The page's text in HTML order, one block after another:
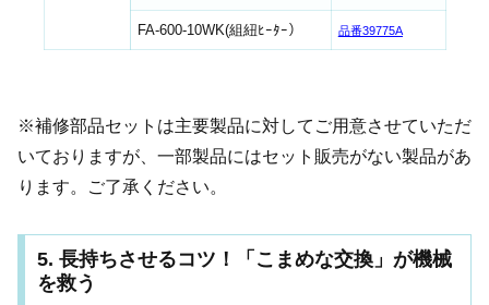
FA-600-10WK(組紐ﾋｰﾀｰ） 品番39775A
※補修部品セットは主要製品に対してご用意させていただ
いておりますが、一部製品にはセット販売がない製品があ
ります。ご了承ください。
5. 長持ちさせるコツ！「こまめな交換」が機械
を救う